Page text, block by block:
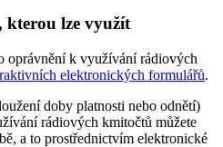
kterou lze využít
oprávnění k využívání rádiových
elektronických formulářů.
doby platnosti nebo odnětí)
rádiových kmitočtů můžete
a to prostřednictvím elektronické